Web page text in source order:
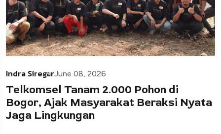
Indra SiregarJune 08, 2026
Telkomsel Tanam 2.000 Pohon di
Bogor, Ajak Masyarakat Beraksi Nyata
Jaga Lingkungan